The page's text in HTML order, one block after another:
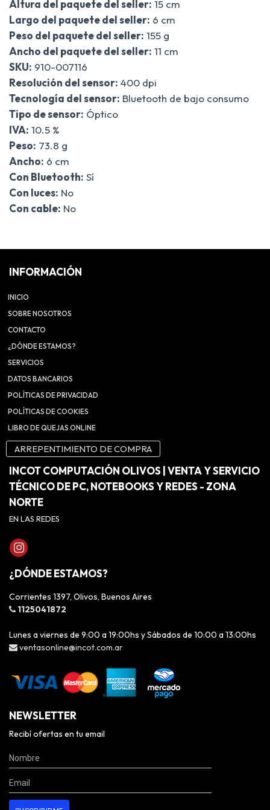
Altura del paquete del seller: 15 cm
Largo del paquete del seller: 6 cm
Peso del paquete del seller: 155 g
Ancho del paquete del seller: 11 cm
SKU: 910-007116
Resolución del sensor: 400 dpi
Tecnología del sensor: Bluetooth de bajo consumo
Tipo de sensor: Óptico
IVA: 10.5 %
Peso: 73.8 g
Ancho: 6 cm
Con Bluetooth: Sí
Con luces: No
Con cable: No
INFORMACIÓN
INICIO
SOBRE NOSOTROS
CONTACTO
¿DÓNDE ESTAMOS?
SERVICIOS
DATOS BANCARIOS
POLÍTICAS DE PRIVACIDAD
POLÍTICAS DE COOKIES
LIBRO DE QUEJAS ONLINE
ARREPENTIMIENTO DE COMPRA
INCOT COMPUTACIÓN OLIVOS | VENTA Y SERVICIO
TÉCNICO DE PC, NOTEBOOKS Y REDES - ZONA
NORTE
EN LAS REDES
¿DÓNDE ESTAMOS?
Corrientes 1397, Olivos, Buenos Aires
1125041872
Lunes a viernes de 9:00 a 19:00hs y Sábados de 10:00 a 13:00hs
ventasonline@incot.com.ar
NEWSLETTER
Recibí ofertas en tu email